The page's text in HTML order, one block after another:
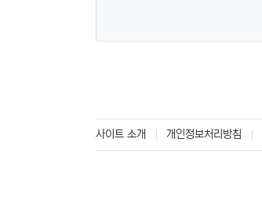
사이트 소개 개인정보처리방침